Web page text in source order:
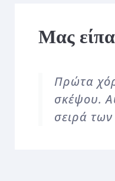
Μας
Πρώτα
σκέψου.
σειρά